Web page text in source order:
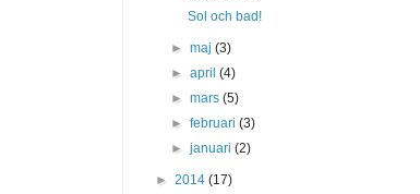
Sol och bad!
►maj(3)
►april(4)
►mars(5)
►februari(3)
►januari(2)
► 2014 (17)